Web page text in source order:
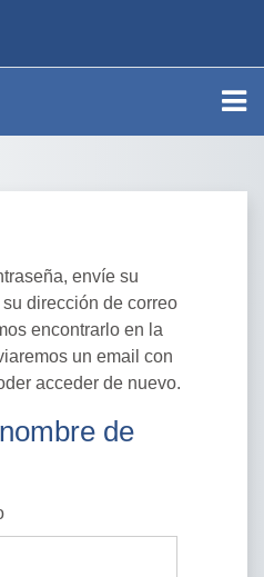
envíe su
dirección de correo
encontrarlo en la
un email con
acceder de nuevo.
de usuario
de